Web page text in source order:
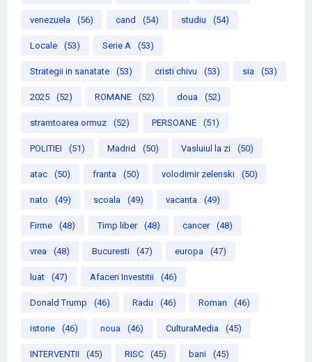
venezuela (56) cand (54) studiu (54)
Locale (53) Serie A (53)
Strategii in sanatate (53) cristi chivu (53) sia (53)
2025 (52) ROMANE (52) doua (52)
stramtoarea ormuz (52) PERSOANE (51)
POLITIEI (51) Madrid (50) Vasluiul la zi (50)
atac (50) franta (50) volodimir zelenski (50)
nato (49) scoala (49) vacanta (49)
Firme (48) Timp liber (48) cancer (48)
vrea (48) Bucuresti (47) europa (47)
luat (47) Afaceri Investitii (46)
Donald Trump (46) Radu (46) Roman (46)
istorie (46) noua (46) CulturaMedia (45)
INTERVENTII (45) RISC (45) bani (45)